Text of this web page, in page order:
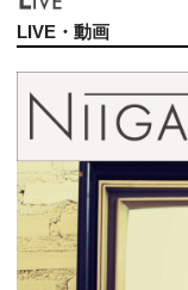
LIVE・動画